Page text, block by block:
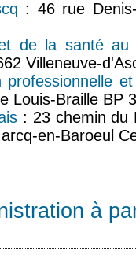
: 46 rue
de la santé
Villeneuve-
professionnelle
Louis-Braille BP
: 23 chemin du
en-Baroeul
à